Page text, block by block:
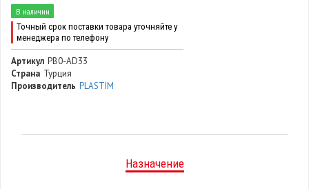
В наличии
Точный срок поставки товара уточняйте у
менеджера по телефону
Артикул PB0-AD33
Страна Турция
Производитель PLASTIM
Назначение